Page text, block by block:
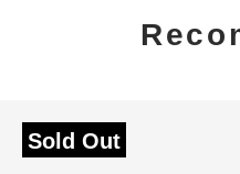
Sold Out